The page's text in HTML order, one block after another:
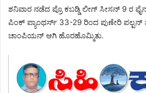
ಶನಿವಾರ ನಡೆದ ಪ್ರೊ ಕಬಡ್ಡಿ ಲೀಗ್ ಸೀಸನ್ 9 ರ
ಪಿಂಕ್ ಪ್ಯಾಂಥರ್ಸ್ 33-29 ರಿಂದ ಪುಣೇರಿ ಪಲ್ಟನ್
ಚಾಂಪಿಯನ್ ಆಗಿ ಹೊರಹೊಮ್ಮಿತು.